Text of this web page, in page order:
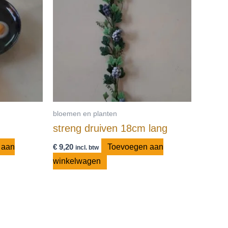
bloemen en planten
streng druiven 18cm lang
€9,20 incl. btw
Toevoegen aan
winkelwagen